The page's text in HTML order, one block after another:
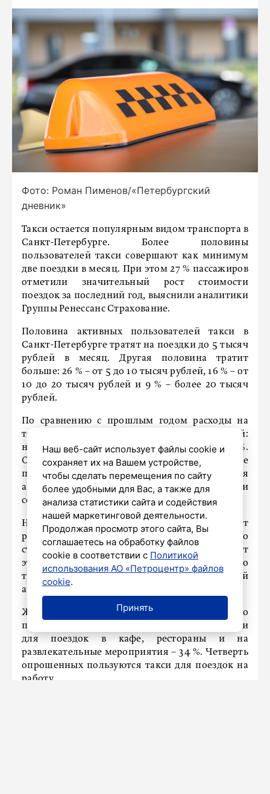
Фото: Роман Пименов/«Петербургский
дневник»
Такси остается популярным видом транспорта в
Санкт-Петербурге. Более половины
пользователей такси совершают как минимум
две поездки в месяц. При этом 27 % пассажиров
отметили значительный рост стоимости
поездок за последний год, выяснили аналитики
Группы Ренессанс Страхование.
Половина активных пользователей такси в
Санкт-Петербурге тратят на поездки до 5 тысяч
рублей в месяц. Другая половина тратит
больше: 26 % – от 5 до 10 тысяч рублей, 16 % – от
10 до 20 тысяч рублей и 9 % – более 20 тысяч
рублей.
По сравнению с прошлым годом расходы на
такси выросли у половины пользователей:
незначительно у 32 % и значительно – у 27 %.
Основной причиной является подорожание
поездок. Остальные стали чаще пользоваться
автомобилями более высокого класса или
совершать больше поездок.
Несмотря на это, 48 % опрошенных не считают
рост цен на такси значительным. Среди тех, кто
стал реже пользоваться такси, 26 % объясняют
это наличием удобного общественного
транспорта, а 20 % предпочли личный
автомобиль.
Жители Санкт-Петербурга чаще всего
пользуются такси при плохой погоде – 42 % и
для поездок в кафе, рестораны и на
развлекательные мероприятия – 34 %. Четверть
опрошенных пользуются такси для поездок на
работу.
Наш веб-сайт использует файлы cookie и
сохраняет их на Вашем устройстве,
чтобы сделать перемещения по сайту
более удобными для Вас, а также для
анализа статистики сайта и содействия
нашей маркетинговой деятельности.
Продолжая просмотр этого сайта, Вы
соглашаетесь на обработку файлов
cookie в соответствии с Политикой
использования АО «Петроцентр» файлов
cookie.
Принять